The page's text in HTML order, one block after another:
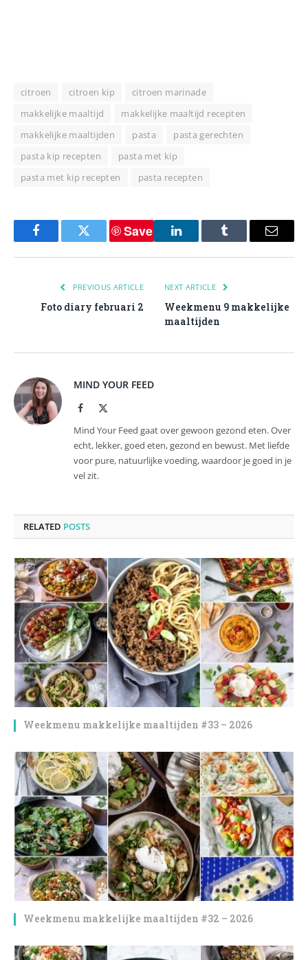
citroen citroen kip
citroen marinade
makkelijke maaltijd
makkelijke maaltijd recepten
makkelijke maaltijden
pasta
pasta gerechten
pasta kip recepten
pasta met kip
pasta met kip recepten
pasta recepten
FacebookTwitter
Save
LinkedInTumblr Email
PREVIOUS ARTICLE
Foto diary februari 2
NEXT ARTICLE
Weekmenu 9 makkelijke
maaltijden
MIND YOUR FEED
Facebook
Mind Your Feed gaat over gewoon gezond eten. Over
echt, lekker, goed eten, gezond en bewust. Met liefde
voor pure, natuurlijke voeding, waardoor je goed in je
vel zit.
RELATED POSTS
Weekmenu makkelijke maaltijden #33 – 2026
Weekmenu makkelijke maaltijden #32 – 2026